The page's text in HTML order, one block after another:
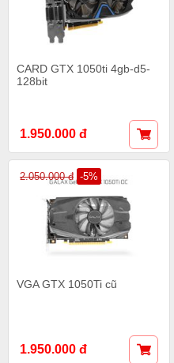
CARD GTX 1050ti 4gb-d5-
128bit
1.950.000 đ
VGA GTX 1050Ti cũ
1.950.000 đ
2.050.000 đ -5%